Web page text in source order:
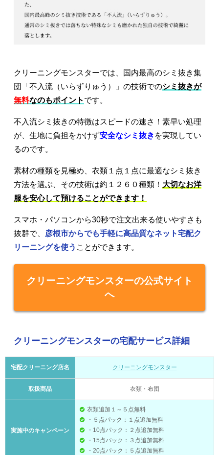
クリーニングモンスターでは、国内最高のシミ抜き集
団「不入流（いらずりゅう）」の技術でのシミ抜きが
無料なのもポイント です。
不入流シミ抜きの特徴はスピードの速さ！素早い処理
が、生地に負担をかけず安全なシミ抜き を実現してい
るのです。
素材の種類を見極め、衣類１点１点に最適なシミ抜き
方法を選ぶ、その技術は約１２６０種類！ 大切なお洋
服を安心して預けることができます！
スマホ・パソコンから30秒で注文出来る使いやすさも
抜群で、 彦根市からでも手軽に高品質なネット宅配ク
リーニングを使う ことができます。
クリーニングモンスターの公式サイト
へ
クリーニングモンスターの宅配サービス詳細
宅配クリーニング店名 クリーニングモンスター
取扱商品 衣類・布団
実施中のキャンペーン
衣類追加１～５点無料
・５点パック：１点追加無料
・10点パック：２点追加無料
・15点パック：３点追加無料
・20点パック：５点追加無料